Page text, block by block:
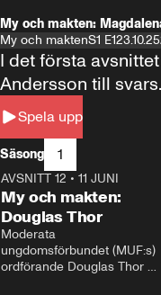
My och makten:
My och maktenS1 E123.10.25
Spela upp
I det första
Andersson till svars.
Säsong 1
AVSNITT 12 • 11 JUNI
My och makten:
Douglas Thor
Moderata
ungdomsförbundet (MUF:s)
ordförande Douglas Thor